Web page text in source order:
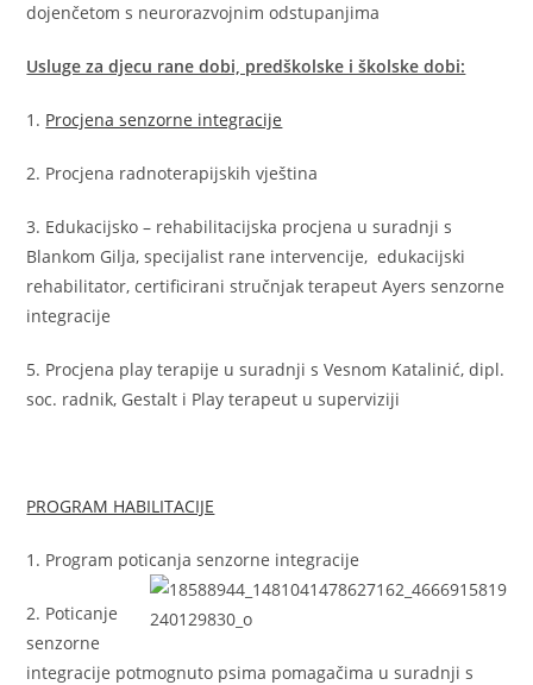
dojenčetom s neurorazvojnim odstupanjima
Usluge za djecu rane dobi, predškolske i školske dobi:
1. Procjena senzorne integracije
2. Procjena radnoterapijskih vještina
3. Edukacijsko – rehabilitacijska procjena u suradnji s
Blankom Gilja, specijalist rane intervencije, edukacijski
rehabilitator, certificirani stručnjak terapeut Ayers senzorne
integracije
5. Procjena play terapije u suradnji s Vesnom Katalinić, dipl.
soc. radnik, Gestalt i Play terapeut u superviziji
PROGRAM HABILITACIJE
1. Program poticanja senzorne integracije
2. Poticanje
senzorne
integracije potmognuto psima pomagačima u suradnji s